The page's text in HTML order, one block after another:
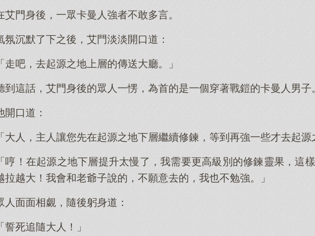
艾門身後，一眾卡曼人強者不敢多言。
氛沉默了下之後，艾門淡淡開口道：
「走吧，去起源之地上層的傳送大廳。」
到這話，艾門身後的眾人一愣，為首的是一個穿著戰鎧的卡曼人男子
開口道：
「大人，主人讓您先在起源之地下層繼續修鍊，等到再強一些才去起
「哼！在起源之地下層提升太慢了，我需要更高級別的修鍊靈果，這
拉越大！我會和老爺子說的，不願意去的，我也不勉強。」
人面面相覷，隨後躬身道：
「誓死追隨大人！」